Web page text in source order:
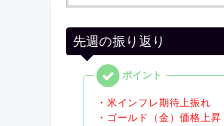
先週の振り返り
・米インフレ期待上振れ
・ゴールド（金）価格上昇